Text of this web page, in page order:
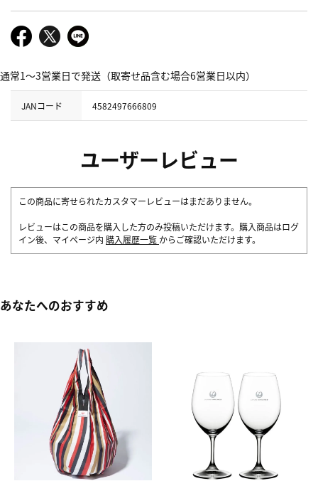
通常1～3営業日で発送（取寄せ品含む場合6営業日以内）
JANコード 4582497666809
ユーザーレビュー
この商品に寄せられたカスタマーレビューはまだありません。
レビューはこの商品を購入した方のみ投稿いただけます。購入商品はログ
イン後、マイページ内 購入履歴一覧 からご確認いただけます。
あなたへのおすすめ